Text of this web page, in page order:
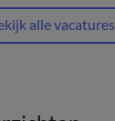
alle vacatures